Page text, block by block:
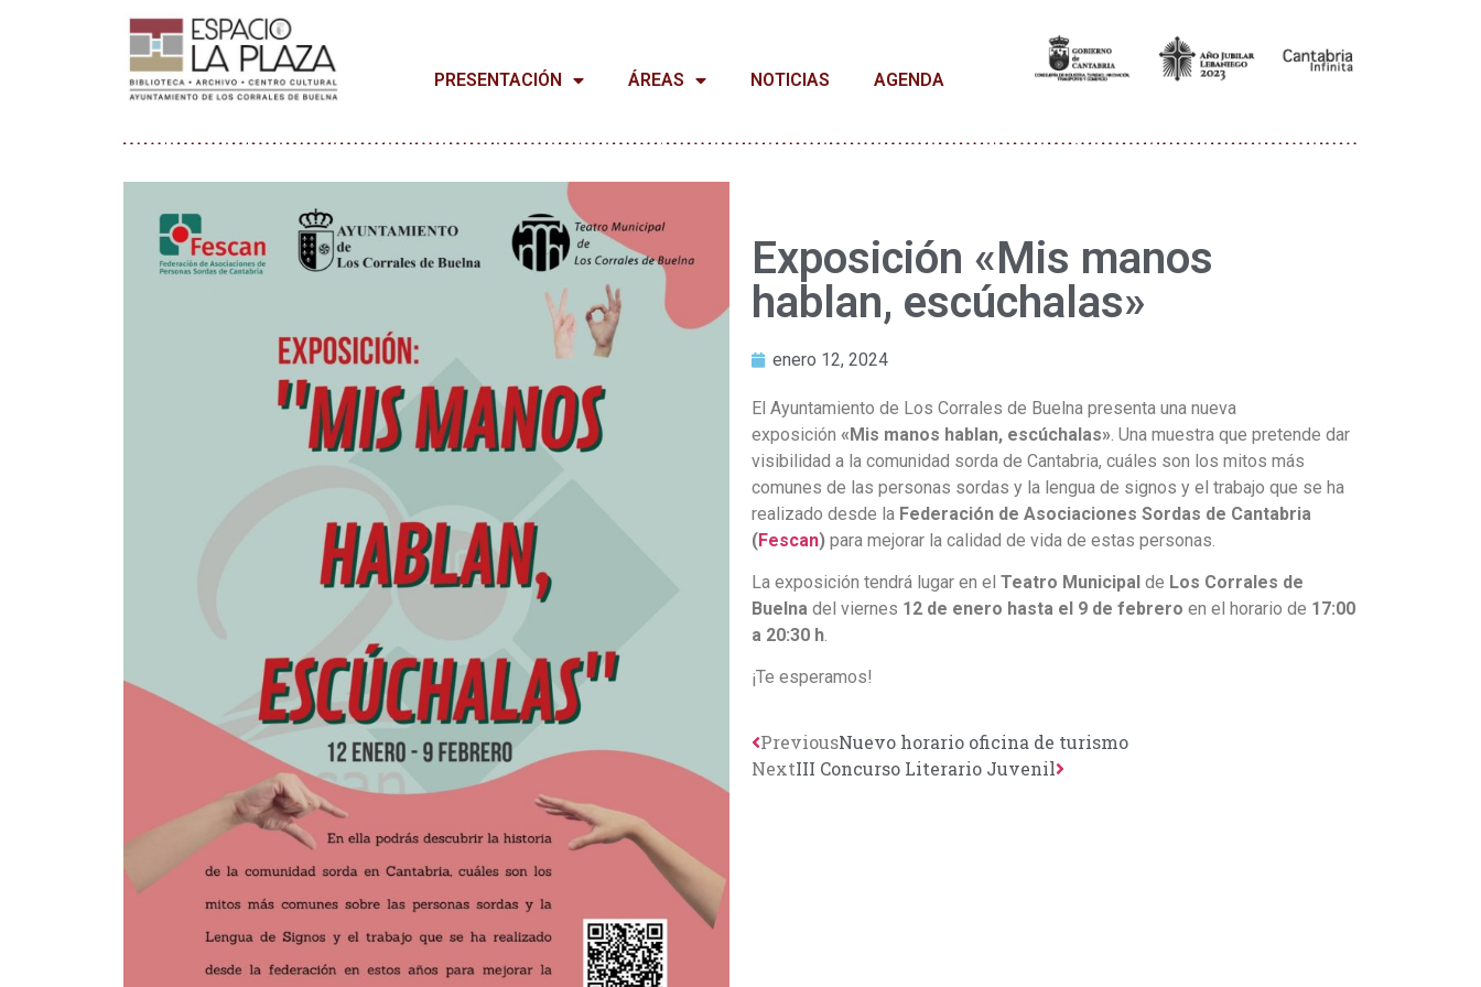
PRESENTACIÓN ÁREAS NOTICIAS AGENDA
Exposición «Mis manos
hablan, escúchalas»
enero 12, 2024
El Ayuntamiento de Los Corrales de Buelna presenta una nueva
exposición «Mis manos hablan, escúchalas» . Una muestra que pretende dar
visibilidad a la comunidad sorda de Cantabria, cuáles son los mitos más
comunes de las personas sordas y la lengua de signos y el trabajo que se ha
realizado desde la Federación de Asociaciones Sordas de Cantabria
(Fescan) para mejorar la calidad de vida de estas personas.
La exposición tendrá lugar en el Teatro Municipal de Los Corrales de
Buelna del viernes 12 de enero hasta el 9 de febrero en el horario de 17:00
a 20:30 h.
¡Te esperamos!
PreviousNuevo horario oficina de turismo
NextIII Concurso Literario Juvenil